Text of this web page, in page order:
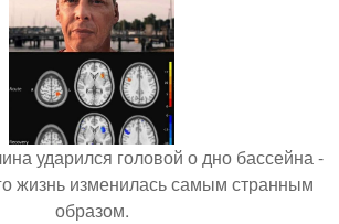
ударился головой о дно бассейна -
жизнь изменилась самым странным
образом.